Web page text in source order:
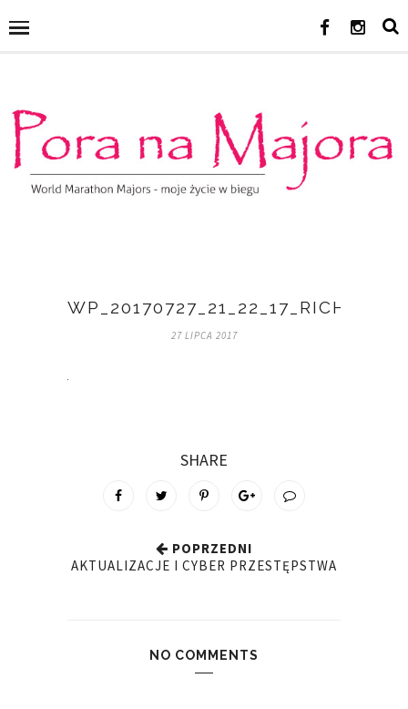
WP_20170727_21_22_17_RICH
27 LIPCA 2017
SHARE
POPRZEDNI
AKTUALIZACJE I CYBER PRZESTĘPSTWA
NO COMMENTS